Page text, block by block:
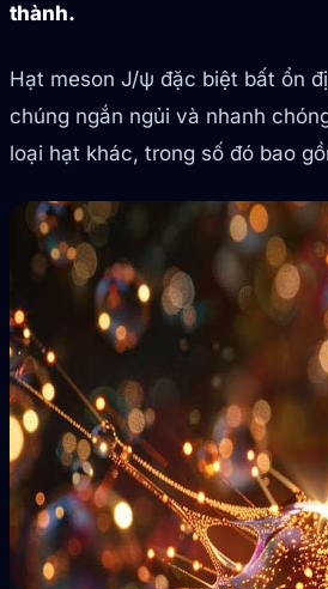
thành.
Hạt meson J/ψ đặc biệt bất ổn
chúng ngắn ngủi và nhanh
loại hạt khác, trong số đó bao